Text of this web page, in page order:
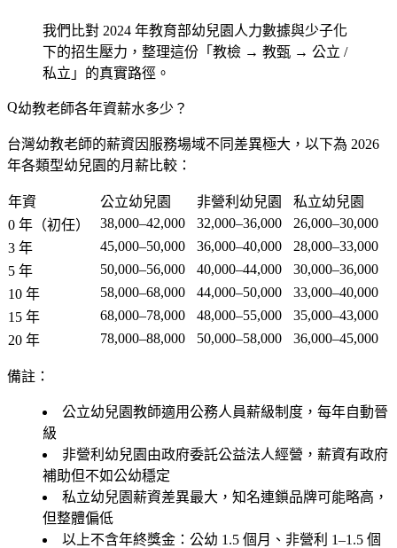
我們比對 2024 年教育部幼兒園人力數據與少子化
下的招生壓力，整理這份「教檢 → 教甄 → 公立 /
私立」的真實路徑。
幼教老師各年資薪水多少？
台灣幼教老師的薪資因服務場域不同差異極大，以下為 2026
年各類型幼兒園的月薪比較：
年資 公立幼兒園 非營利幼兒園
私立幼兒園
0 年（初任）
38,000–42,000 32,000–36,000
26,000–30,000
3 年
45,000–50,000 36,000–40,000
28,000–33,000
5 年
50,000–56,000 40,000–44,000
30,000–36,000
10 年
58,000–68,000 44,000–50,000
33,000–40,000
15 年
68,000–78,000 48,000–55,000
35,000–43,000
20 年
78,000–88,000 50,000–58,000 36,000–45,000
備註：
公立幼兒園教師適用公務人員薪級制度，每年自動晉
級
非營利幼兒園由政府委託公益法人經營，薪資有政府
補助但不如公幼穩定
私立幼兒園薪資差異最大，知名連鎖品牌可能略高，
但整體偏低
以上不含年終獎金：公幼 1.5 個月、非營利 1–1.5 個